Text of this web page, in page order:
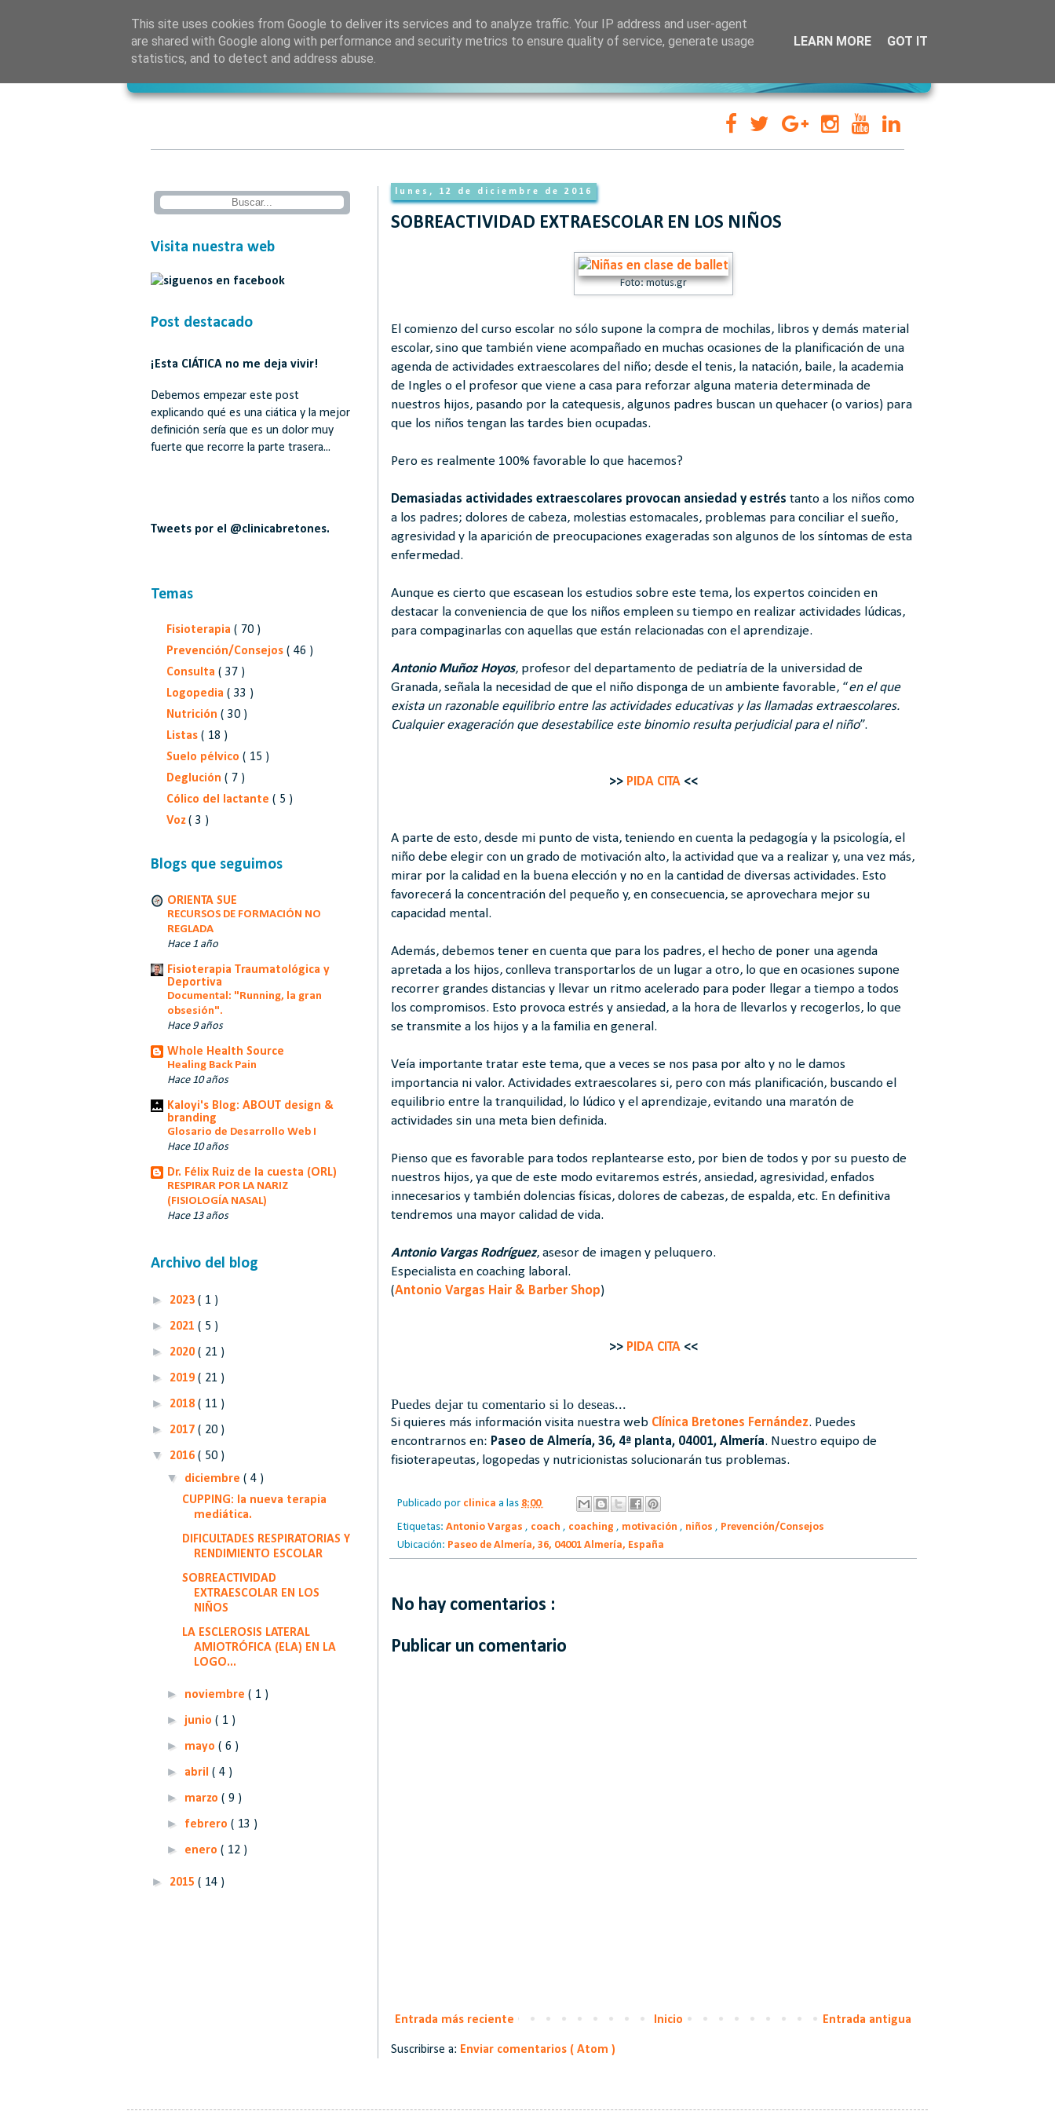
lunes, 12 de diciembre de 2016
SOBREACTIVIDAD EXTRAESCOLAR EN LOS NIÑOS
Foto: motus.gr
El comienzo del curso escolar no sólo supone la compra de mochilas, libros y demás material
escolar, sino que también viene acompañado en muchas ocasiones de la planificación de una
agenda de actividades extraescolares del niño; desde el tenis, la natación, baile, la academia
de Ingles o el profesor que viene a casa para reforzar alguna materia determinada de
nuestros hijos, pasando por la catequesis, algunos padres buscan un quehacer (o varios) para
que los niños tengan las tardes bien ocupadas.
Pero es realmente 100% favorable lo que hacemos?
Demasiadas actividades extraescolares provocan ansiedad y estrés tanto a los niños como
a los padres; dolores de cabeza, molestias estomacales, problemas para conciliar el sueño,
agresividad y la aparición de preocupaciones exageradas son algunos de los síntomas de esta
enfermedad.
Aunque es cierto que escasean los estudios sobre este tema, los expertos coinciden en
destacar la conveniencia de que los niños empleen su tiempo en realizar actividades lúdicas,
para compaginarlas con aquellas que están relacionadas con el aprendizaje.
Antonio Muñoz Hoyos, profesor del departamento de pediatría de la universidad de
Granada, señala la necesidad de que el niño disponga de un ambiente favorable, “en el que
exista un razonable equilibrio entre las actividades educativas y las llamadas extraescolares.
Cualquier exageración que desestabilice este binomio resulta perjudicial para el niño”.
>> PIDA CITA<<
A parte de esto, desde mi punto de vista, teniendo en cuenta la pedagogía y la psicología, el
niño debe elegir con un grado de motivación alto, la actividad que va a realizar y, una vez más,
mirar por la calidad en la buena elección y no en la cantidad de diversas actividades. Esto
favorecerá la concentración del pequeño y, en consecuencia, se aprovechara mejor su
capacidad mental.
Además, debemos tener en cuenta que para los padres, el hecho de poner una agenda
apretada a los hijos, conlleva transportarlos de un lugar a otro, lo que en ocasiones supone
recorrer grandes distancias y llevar un ritmo acelerado para poder llegar a tiempo a todos
los compromisos. Esto provoca estrés y ansiedad, a la hora de llevarlos y recogerlos, lo que
se transmite a los hijos y a la familia en general.
Veía importante tratar este tema, que a veces se nos pasa por alto y no le damos
importancia ni valor. Actividades extraescolares si, pero con más planificación, buscando el
equilibrio entre la tranquilidad, lo lúdico y el aprendizaje, evitando una maratón de
actividades sin una meta bien definida.
Pienso que es favorable para todos replantearse esto, por bien de todos y por su puesto de
nuestros hijos, ya que de este modo evitaremos estrés, ansiedad, agresividad, enfados
innecesarios y también dolencias físicas, dolores de cabezas, de espalda, etc. En definitiva
tendremos una mayor calidad de vida.
Antonio Vargas Rodríguez, asesor de imagen y peluquero.
Especialista en coaching laboral.
(Antonio Vargas Hair & Barber Shop)
>> PIDA CITA<<
Puedes dejar tu comentario si lo deseas...
Si quieres más información visita nuestra web Clínica Bretones Fernández. Puedes
encontrarnos en: Paseo de Almería, 36, 4ª planta, 04001, Almería. Nuestro equipo de
fisioterapeutas, logopedas y nutricionistas solucionarán tus problemas.
Publicado por clinica a las 8:00
Etiquetas: Antonio Vargas , coach , coaching , motivación , niños , Prevención/Consejos
Ubicación: Paseo de Almería, 36, 04001 Almería, España
No hay comentarios :
Publicar un comentario
Entrada más reciente Entrada antigua
Inicio
Suscribirse a: Enviar comentarios ( Atom )
Visita nuestra web
Post destacado
¡Esta CIÁTICA no me deja vivir!
Debemos empezar este post
explicando qué es una ciática y la mejor
definición sería que es un dolor muy
fuerte que recorre la parte trasera...
Tweets por el @clinicabretones.
Temas
Fisioterapia ( 70 )
Prevención/Consejos ( 46 )
Consulta ( 37 )
Logopedia ( 33 )
Nutrición ( 30 )
Listas ( 18 )
Suelo pélvico ( 15 )
Deglución ( 7 )
Cólico del lactante ( 5 )
Voz( 3 )
Blogs que seguimos
ORIENTA SUE
RECURSOS DE FORMACIÓN NO
REGLADA
Hace 1 año
Fisioterapia Traumatológica y
Deportiva
Documental: "Running, la gran
obsesión".
Hace 9 años
Whole Health Source
Healing Back Pain
Hace 10 años
Kaloyi's Blog: ABOUT design &
branding
Glosario de Desarrollo Web I
Hace 10 años
Dr. Félix Ruiz de la cuesta (ORL)
RESPIRAR POR LA NARIZ
(FISIOLOGÍA NASAL)
Hace 13 años
Archivo del blog
► 2023 ( 1 )
► 2021 ( 5 )
► 2020 ( 21 )
► 2019 ( 21 )
► 2018 ( 11 )
► 2017 ( 20 )
▼ 2016 ( 50 )
▼ diciembre( 4 )
CUPPING: la nueva terapia
mediática.
DIFICULTADES RESPIRATORIAS Y
RENDIMIENTO ESCOLAR
SOBREACTIVIDAD
EXTRAESCOLAR EN LOS
NIÑOS
LA ESCLEROSIS LATERAL
AMIOTRÓFICA (ELA) EN LA
LOGO...
► noviembre( 1 )
► junio( 1 )
► mayo( 6 )
► abril( 4 )
► marzo( 9 )
► febrero( 13 )
► enero( 12 )
► 2015 ( 14 )
This site uses cookies from Google to deliver its services and to analyze traffic. Your IP address and user-agent
are shared with Google along with performance and security metrics to ensure quality of service, generate usage
statistics, and to detect and address abuse.
LEARN MORE GOT IT